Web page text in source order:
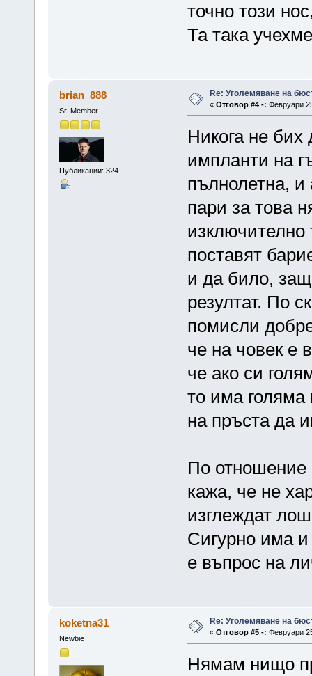
точно този
Та така
brian_888
Sr. Member
Публикации: 324
Re: Уголемяване на
« Отговор #4 -: Февруари
Никога не
импланти на
пълнолетна, и
пари за това
изключително
поставят
и да било,
резултат. По
помисли
че на човек е
че ако си
то има голяма
на пръста да
По отношение
кажа, че не
изглеждат
Сигурно има и
е въпрос на
koketna31
Newbie
Re: Уголемяване на
« Отговор #5 -: Февруари
Нямам нищо